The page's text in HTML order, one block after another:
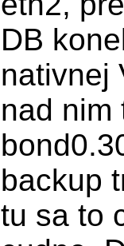
DB
nativnej
nad nim
backup
tu sa to